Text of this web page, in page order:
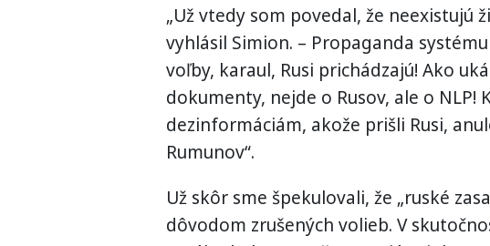
„Už vtedy som povedal, že neexistujú
vyhlásil Simion. – Propaganda
voľby, karaul, Rusi prichádzajú! Ako
dokumenty, nejde o Rusov, ale o NLP!
dezinformáciám, akože prišli Rusi,
Rumunov“.
Už skôr sme špekulovali, že „ruské
dôvodom zrušených volieb. V